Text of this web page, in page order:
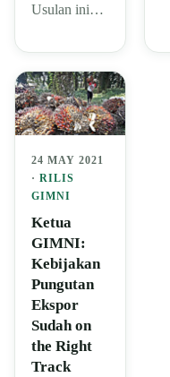
Usulan ini…
24 MAY 2021
· RILIS
GIMNI
Ketua
GIMNI:
Kebijakan
Pungutan
Ekspor
Sudah on
the Right
Track